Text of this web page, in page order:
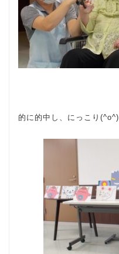
的に的中し、にっこり(^o^)